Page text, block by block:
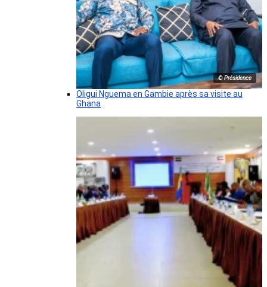
© Présidence
Oligui Nguema en Gambie après sa visite au
Ghana